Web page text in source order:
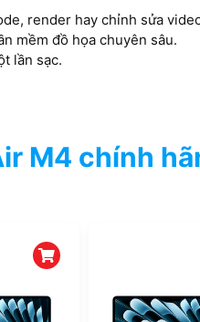
render hay chỉnh sửa
mềm đồ họa chuyên sâu.
lần sạc.
M4 chính